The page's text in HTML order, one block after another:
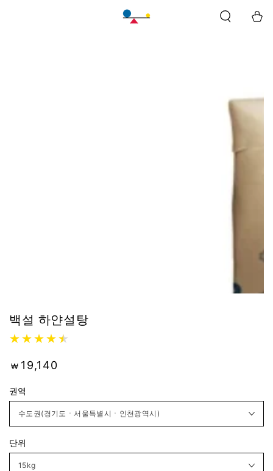
구
백설 하얀설탕
₩ 19,140
권역
단위